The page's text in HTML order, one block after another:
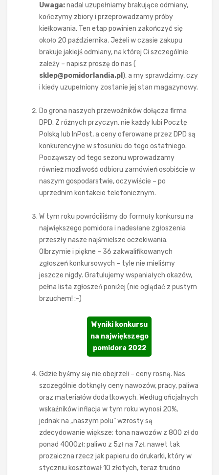
Uwaga:nadal uzupełniamy brakujące odmiany,
kończymy zbiory i przeprowadzamy próby
kiełkowania. Ten etap powinien zakończyć się
około 20 października. Jeżeli w czasie zakupu
brakuje jakiejś odmiany, na której Ci szczególnie
zależy – napisz proszę do nas (
sklep@pomidorlandia.pl ), a my sprawdzimy, czy
i kiedy uzupełniony zostanie jej stan magazynowy.
Do grona naszych przewoźników dołącza firma
DPD. Z różnych przyczyn, nie każdy lubi Pocztę
Polską lub InPost, a ceny oferowane przez DPD są
konkurencyjne w stosunku do tego ostatniego.
Począwszy od tego sezonu wprowadzamy
również możliwość odbioru zamówień osobiście w
naszym gospodarstwie, oczywiście – po
uprzednim kontakcie telefonicznym.
W tym roku powróciliśmy do formuły konkursu na
największego pomidora i nadesłane zgłoszenia
przeszły nasze najśmielsze oczekiwania.
Olbrzymie i piękne – 36 zakwalifikowanych
zgłoszeń konkursowych – tyle nie mieliśmy
jeszcze nigdy. Gratulujemy wspaniałych okazów,
pełna lista zgłoszeń poniżej (nie oglądać z pustym
brzuchem! :-)
Wyniki konkursu
na największego
pomidora 2022
Gdzie byśmy się nie obejrzeli – ceny rosną. Nas
szczególnie dotknęły ceny nawozów, pracy, paliwa
oraz materiałów dodatkowych. Według oficjalnych
wskaźników inflacja w tym roku wynosi 20%,
jednak na „naszym polu” wzrosty są
zdecydowanie większe: tona nawozów z 800 zł do
ponad 4000zł; paliwo z 5zł na 7zł, nawet tak
prozaiczna rzecz jak papieru do drukarki, który w
styczniu kosztował 10 złotych, teraz trudno